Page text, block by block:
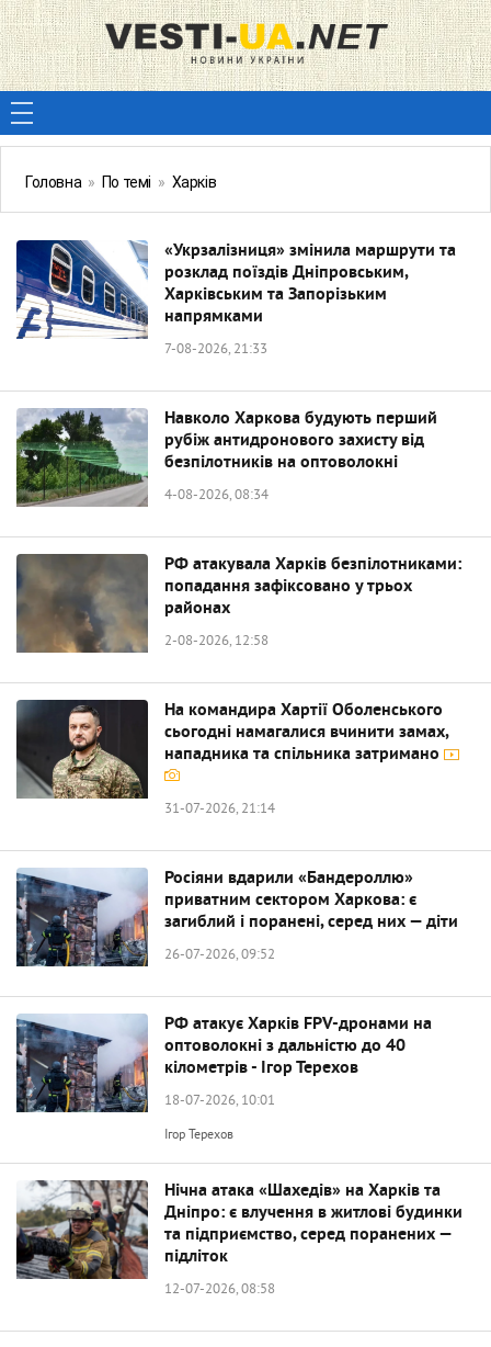
Головна » По темі » Харків
«Укрзалізниця» змінила маршрути та
розклад поїздів Дніпровським,
Харківським та Запорізьким
напрямками
7-08-2026, 21:33
Навколо Харкова будують перший
рубіж антидронового захисту від
безпілотників на оптоволокні
4-08-2026, 08:34
РФ атакувала Харків безпілотниками:
попадання зафіксовано у трьох
районах
2-08-2026, 12:58
На командира Хартії Оболенського
сьогодні намагалися вчинити замах,
нападника та спільника затримано
31-07-2026, 21:14
Росіяни вдарили «Бандероллю»
приватним сектором Харкова: є
загиблий і поранені, серед них — діти
26-07-2026, 09:52
РФ атакує Харків FPV-дронами на
оптоволокні з дальністю до 40
кілометрів - Ігор Терехов
18-07-2026, 10:01
Ігор Терехов
Нічна атака «Шахедів» на Харків та
Дніпро: є влучення в житлові будинки
та підприємство, серед поранених —
підліток
12-07-2026, 08:58